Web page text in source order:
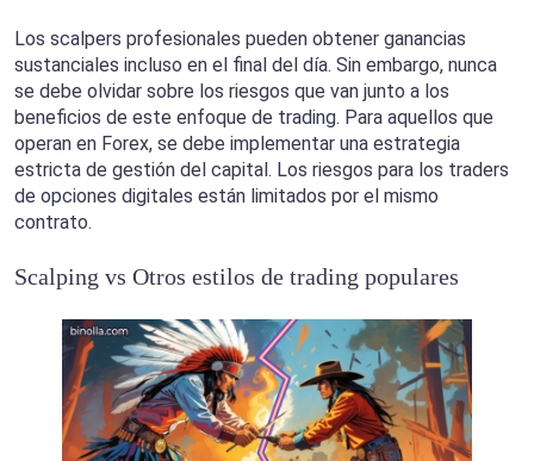
Los scalpers profesionales pueden obtener ganancias
sustanciales incluso en el final del día. Sin embargo, nunca
se debe olvidar sobre los riesgos que van junto a los
beneficios de este enfoque de trading. Para aquellos que
operan en Forex, se debe implementar una estrategia
estricta de gestión del capital. Los riesgos para los traders
de opciones digitales están limitados por el mismo
contrato.
Scalping vs Otros estilos de trading populares